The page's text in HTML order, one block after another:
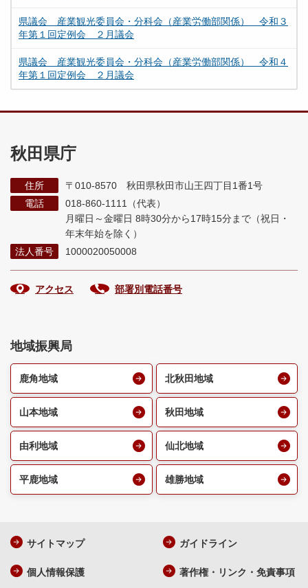
県議会 産業観光委員会・分科会（産業労働部関係） 令和３
年第１回定例会 ２月議会
県議会 産業観光委員会・分科会（産業労働部関係） 令和４
年第１回定例会 ２月議会
秋田県庁
住所
〒010-8570 秋田県秋田市山王四丁目1番1号
電話
018-860-1111（代表）
月曜日～金曜日 8時30分から17時15分まで （祝日・
年末年始を除く）
法人番号
1000020050008
アクセス 部署別電話番号
地域振興局
鹿角地域 北秋田地域
山本地域 秋田地域
由利地域 仙北地域
平鹿地域 雄勝地域
サイトマップ ガイドライン
個人情報保護 著作権・リンク・免責事項